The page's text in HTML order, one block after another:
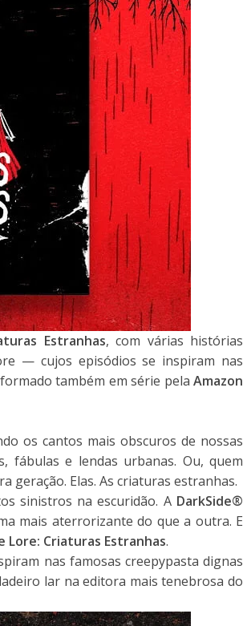
Estranhas, com várias histórias
— cujos episódios se inspiram nas
também em série pela Amazon
os cantos mais obscuros de nossas
fábulas e lendas urbanas. Ou, quem
geração. Elas. As criaturas estranhas.
sinistros na escuridão. A DarkSide®
mais aterrorizante do que a outra. E
Lore: Criaturas Estranhas.
nas famosas creepypasta dignas
lar na editora mais tenebrosa do